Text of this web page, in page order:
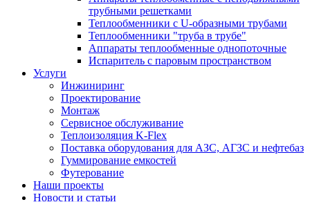
трубными решетками
Теплообменники с U-образными трубами
Теплообменники "труба в трубе"
Аппараты теплообменные однопоточные
Испаритель с паровым пространством
Услуги
Инжиниринг
Проектирование
Монтаж
Сервисное обслуживание
Теплоизоляция K-Flex
Поставка оборудования для АЗС, АГЗС и нефтебаз
Гуммирование емкостей
Футерование
Наши проекты
Новости и статьи